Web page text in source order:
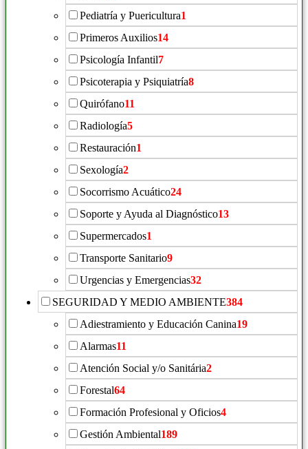
Pediatría y Puericultura1
Primeros Auxilios14
Psicología Infantil7
Psicoterapia y Psiquiatría8
Quirófano11
Radiología5
Restauración1
Sexología2
Socorrismo Acuático24
Soporte y Ayuda al Diagnóstico13
Supermercados1
Transporte Sanitario9
Urgencias y Emergencias32
SEGURIDAD Y MEDIO AMBIENTE384
Adiestramiento y Educación Canina19
Alarmas11
Atención Social y/o Sanitária2
Forestal64
Formación Profesional y Oficios4
Gestión Ambiental189